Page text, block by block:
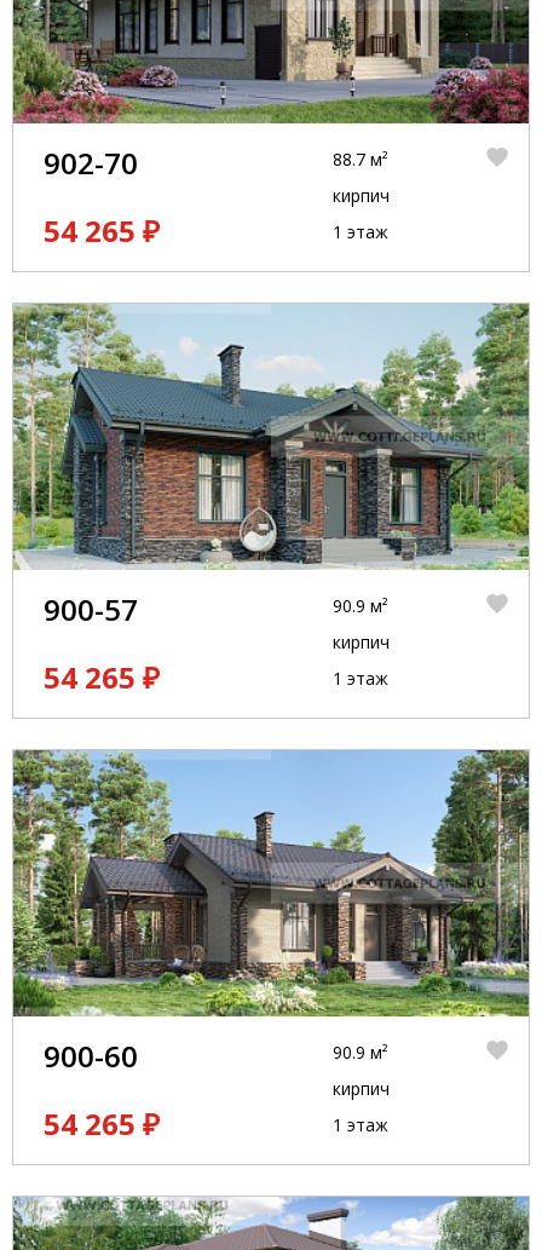
902-70
54 265 ₽
88.7 м²
кирпич
1 этаж
900-57
54 265 ₽
90.9 м²
кирпич
1 этаж
900-60
54 265 ₽
90.9 м²
кирпич
1 этаж